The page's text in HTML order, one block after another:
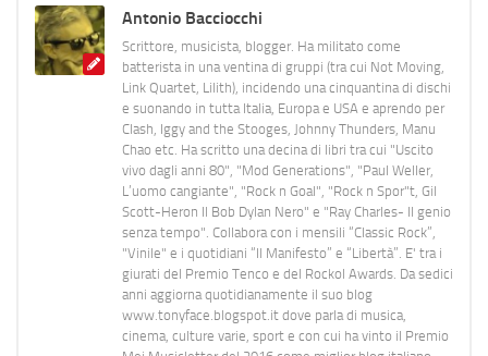
Antonio Bacciocchi
Scrittore, musicista, blogger. Ha militato come
batterista in una ventina di gruppi (tra cui Not Moving,
Link Quartet, Lilith), incidendo una cinquantina di dischi
e suonando in tutta Italia, Europa e USA e aprendo per
Clash, Iggy and the Stooges, Johnny Thunders, Manu
Chao etc. Ha scritto una decina di libri tra cui "Uscito
vivo dagli anni 80", "Mod Generations", "Paul Weller,
L’uomo cangiante", "Rock n Goal", "Rock n Spor"t, Gil
Scott-Heron Il Bob Dylan Nero" e "Ray Charles- Il genio
senza tempo". Collabora con i mensili “Classic Rock”,
"Vinile" e i quotidiani “Il Manifesto” e “Libertà”. E' tra i
giurati del Premio Tenco e del Rockol Awards. Da sedici
anni aggiorna quotidianamente il suo blog
www.tonyface.blogspot.it dove parla di musica,
cinema, culture varie, sport e con cui ha vinto il Premio